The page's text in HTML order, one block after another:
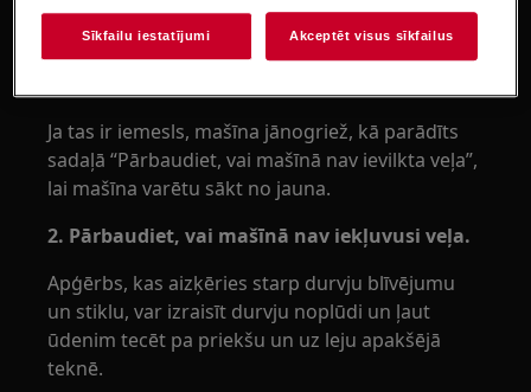
izplūst mašīnā blakus aizmugurējam panelim,
tāpēc pārbaudiet ūdens padeves šļūtenes
Ja tas ir iemesls, mašīna jānogriež, kā parādīts
sadaļā “Pārbaudiet, vai mašīnā nav ievilkta veļa”,
lai mašīna varētu sākt no jauna.
2. Pārbaudiet, vai mašīnā nav iekļuvusi veļa.
Apģērbs, kas aizķēries starp durvju blīvējumu
un stiklu, var izraisīt durvju noplūdi un ļaut
ūdenim tecēt pa priekšu un uz leju apakšējā
teknē.
Sīkfailu iestatījumi Akceptēt visus sīkfailus